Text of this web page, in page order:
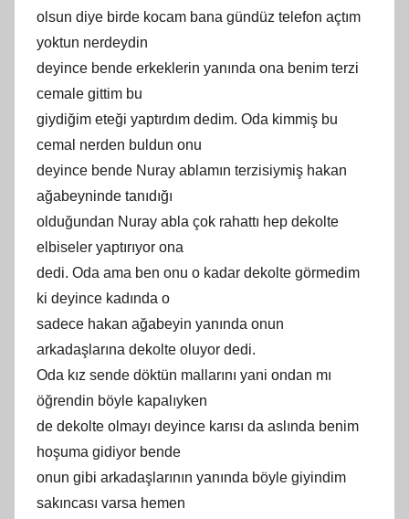
olsun diye birde kocam bana gündüz telefon açtım
yoktun nerdeydin
deyince bende erkeklerin yanında ona benim terzi
cemale gittim bu
giydiğim eteği yaptırdım dedim. Oda kimmiş bu
cemal nerden buldun onu
deyince bende Nuray ablamın terzisiymiş hakan
ağabeyninde tanıdığı
olduğundan Nuray abla çok rahattı hep dekolte
elbiseler yaptırıyor ona
dedi. Oda ama ben onu o kadar dekolte görmedim
ki deyince kadında o
sadece hakan ağabeyin yanında onun
arkadaşlarına dekolte oluyor dedi.
Oda kız sende döktün mallarını yani ondan mı
öğrendin böyle kapalıyken
de dekolte olmayı deyince karısı da aslında benim
hoşuma gidiyor bende
onun gibi arkadaşlarının yanında böyle giyindim
sakıncası varsa hemen